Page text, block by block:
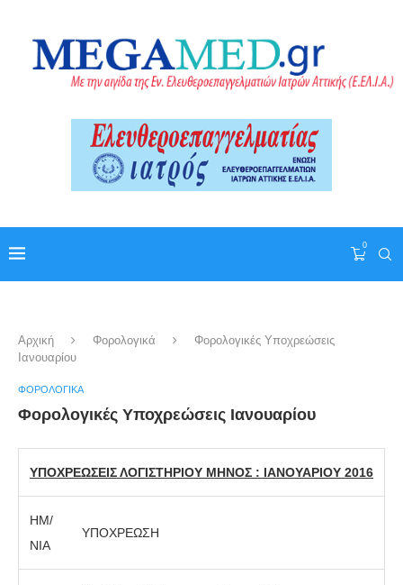
0
Αρχική Φορολογικά
Φορολογικές Υποχρεώσεις
Ιανουαρίου
ΦΟΡΟΛΟΓΙΚΆ
Φορολογικές Υποχρεώσεις Ιανουαρίου
ΥΠΟΧΡΕΩΣΕΙΣ ΛΟΓΙΣΤΗΡΙΟΥ ΜΗΝΟΣ : ΙΑΝΟΥΑΡΙΟΥ 2016
ΗΜ/
ΝΙΑ
ΥΠΟΧΡΕΩΣΗ